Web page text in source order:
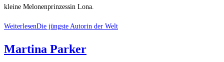
kleine Melonenprinzessin Lona.
WeiterlesenDie jüngste Autorin der Welt
Martina Parker